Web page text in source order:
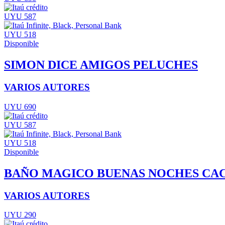
UYU 587
UYU 518
Disponible
SIMON DICE AMIGOS PELUCHES
VARIOS AUTORES
UYU 690
UYU 587
UYU 518
Disponible
BAÑO MAGICO BUENAS NOCHES
VARIOS AUTORES
UYU 290